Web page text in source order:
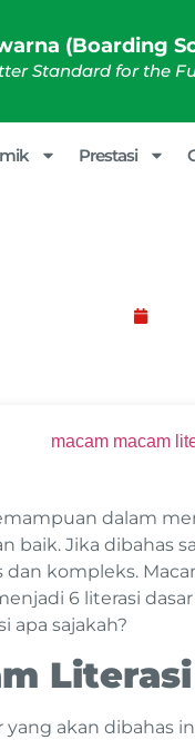
(Boarding
Standard for the
Prestasi
dalam
baik. Jika dibahas
dan kompleks.
6 literasi
apa sajakah?
yang akan dibahas